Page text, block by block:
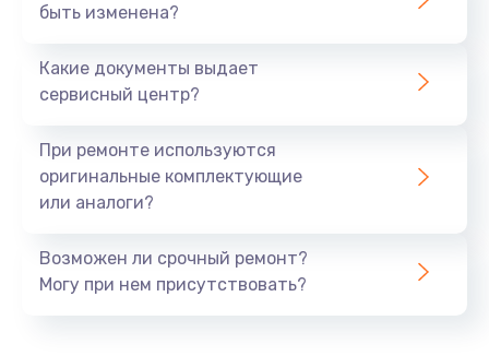
Восстановление данных
Заказать
1060 руб.
быть изменена?
Какие документы выдает
сервисный центр?
При ремонте используются
оригинальные комплектующие
или аналоги?
Возможен ли срочный ремонт?
Могу при нем присутствовать?